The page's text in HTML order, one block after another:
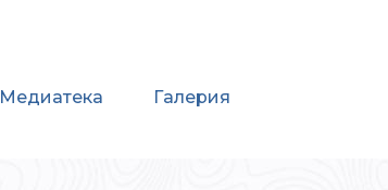
Медиатека Галерия